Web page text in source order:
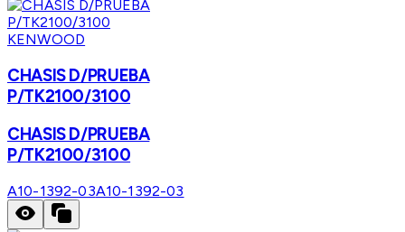
KENWOOD
CHASIS D/PRUEBA
P/TK2100/3100
CHASIS D/PRUEBA
P/TK2100/3100
A10-1392-03A10-1392-03